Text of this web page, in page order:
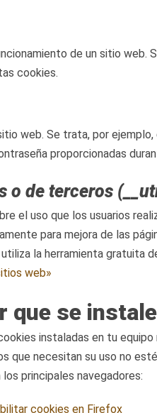
de un sitio web.
cookies.
web. Se trata, por
proporcionadas
de terceros
el uso que los usuarios
para mejora de las
la herramienta gratuita
web»
que se
instaladas en tu
que necesitan su uso no
principales navegadores:
cookies en Firefox